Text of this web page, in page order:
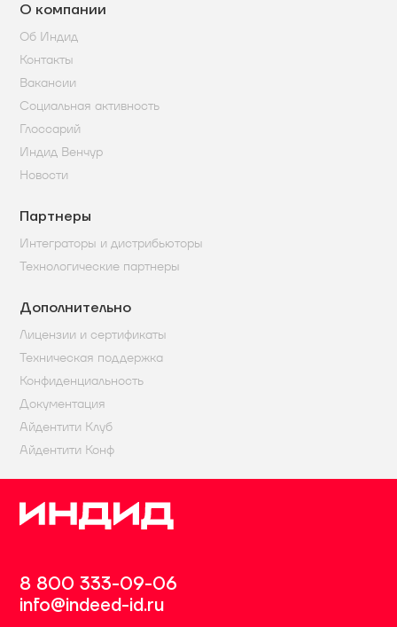
О компании
Об Индид
Контакты
Вакансии
Социальная активность
Глоссарий
Индид Венчур
Новости
Партнеры
Интеграторы и дистрибьюторы
Технологические партнеры
Дополнительно
Лицензии и сертификаты
Техническая поддержка
Конфиденциальность
Документация
Айдентити Клуб
Айдентити Конф
8 800 333-09-06
info@indeed-id.ru